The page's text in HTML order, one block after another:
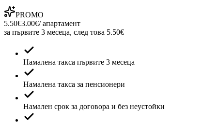
PROMO
5.50€3.00€/ апартамент
за първите 3 месеца, след това 5.50€
Намалена такса първите 3 месеца
Намалена такса за пенсионери
Намален срок за договора и без неустойки